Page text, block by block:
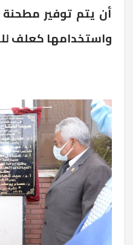
أن يتم توفير
واستخدامها كعلف